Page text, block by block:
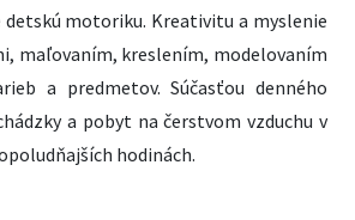
detskú motoriku. Kreativitu a myslenie
maľovaním, kreslením, modelovaním
a predmetov. Súčasťou denného
a pobyt na čerstvom vzduchu v
hodinách.